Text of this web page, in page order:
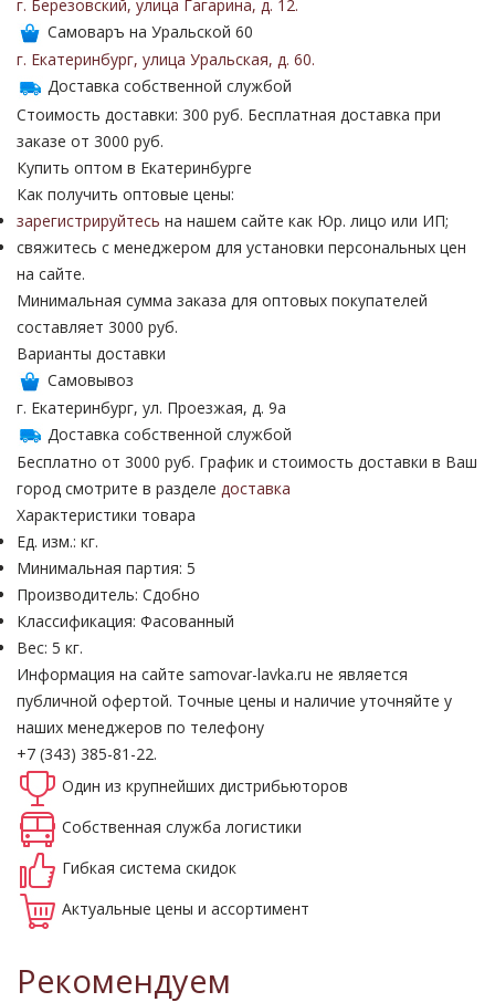
г. Березовский, улица Гагарина, д. 12.
Самоваръ на Уральской 60
г. Екатеринбург, улица Уральская, д. 60.
Доставка собственной службой
Стоимость доставки: 300 руб. Бесплатная доставка при
заказе от 3000 руб.
Купить оптом в Екатеринбурге
Как получить оптовые цены:
зарегистрируйтесь на нашем сайте как Юр. лицо или ИП;
свяжитесь с менеджером для установки персональных цен
на сайте.
Минимальная сумма заказа для оптовых покупателей
составляет 3000 руб.
Варианты доставки
Самовывоз
г. Екатеринбург, ул. Проезжая, д. 9а
Доставка собственной службой
Бесплатно от 3000 руб. График и стоимость доставки в Ваш
город смотрите в разделе доставка
Характеристики товара
Ед. изм.: кг.
Минимальная партия: 5
Производитель: Сдобно
Классификация: Фасованный
Вес: 5 кг.
Информация на сайте samovar-lavka.ru не является
публичной офертой. Точные цены и наличие уточняйте у
наших менеджеров по телефону
+7 (343) 385-81-22.
Один из крупнейших дистрибьюторов
Собственная служба логистики
Гибкая система скидок
Актуальные цены и ассортимент
Рекомендуем